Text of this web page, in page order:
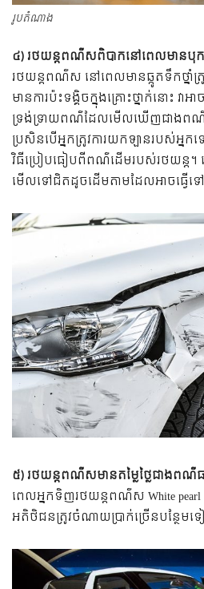
រូបតំណាង
៤) រថយន្តពណ៌សពិបាកនៅពេលមានបុកប៉
រថយន្ត​ពណ៌​ស នៅពេលមានឆ្កូតទឹកថ្នាំ​ត្
មាន​ការ​ប៉ះ​ទង្គិច​ក្នុង​គ្រោះ​ថ្នាក់​នោះ វា​អ
ទ្រង់ទ្រាយ​ពណ៌​ដែល​មើល​ឃើញ​ជាង​ពណ៌​
ប្រសិនបើអ្នកត្រូវការយកឡានរបស់អ្ន
វិធី​ប្រៀបធៀប​ពី​ពណ៌​ដើម​របស់​រថយន្ត។
មើលទៅជិតដូចដើមតាមដែលអាចធ្វើទ
៥) រថយន្តពណ៌សមានតម្លៃថ្លៃជាងពណ៌ធ
ពេលអ្នកទិញរថយន្តពណ៌ស White pearl
អតិថិជន​ត្រូវ​ចំណាយ​ប្រាក់​ច្រើនបន្ថែ